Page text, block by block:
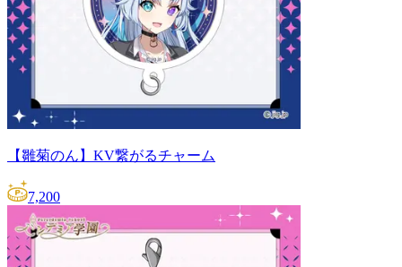
【雛菊のん】KV繋がるチャーム
7,200